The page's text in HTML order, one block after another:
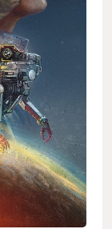
まるストー
下げていく深
ド ゲーム自
がしか金を払
クセス付き
日から遊び始
最高の宇宙船
突き刺さりま